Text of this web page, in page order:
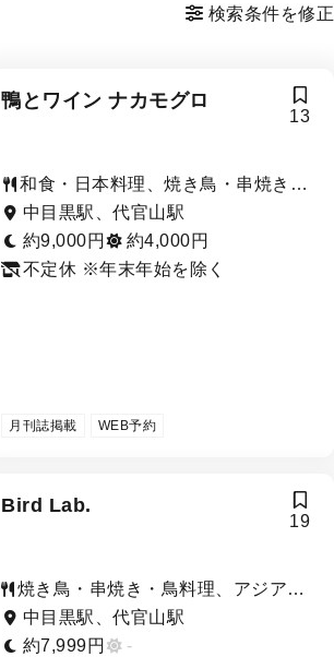
検索条件を修正
鴨とワイン ナカモグロ
13
和食・日本料理、焼き鳥・串焼き・
鳥料理
中目黒駅、代官山駅
約9,000円
約4,000円
不定休 ※年末年始を除く
月刊誌掲載 WEB予約
Bird Lab.
19
焼き鳥・串焼き・鳥料理、アジア料
理・エスニック
中目黒駅、代官山駅
約7,999円
-